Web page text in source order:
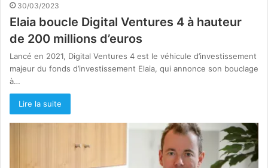
30/03/2023
Elaia boucle Digital Ventures 4 à hauteur
de 200 millions d’euros
Lancé en 2021, Digital Ventures 4 est le véhicule d’investissement
majeur du fonds d’investissement Elaia, qui annonce son bouclage
à…
Lire la suite